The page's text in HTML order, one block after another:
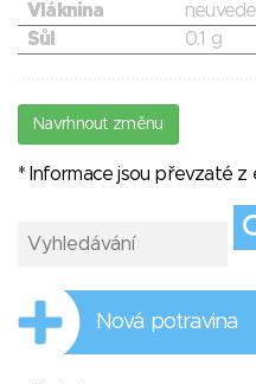
Vláknina
Sůl
0.1 g
Navrhnout změnu
* Informace jsou převzaté
Nová potravina